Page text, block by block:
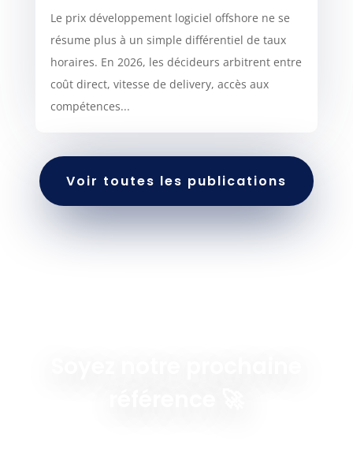
Le prix développement logiciel offshore ne se
résume plus à un simple différentiel de taux
horaires. En 2026, les décideurs arbitrent entre
coût direct, vitesse de delivery, accès aux
compétences...
Voir toutes les publications